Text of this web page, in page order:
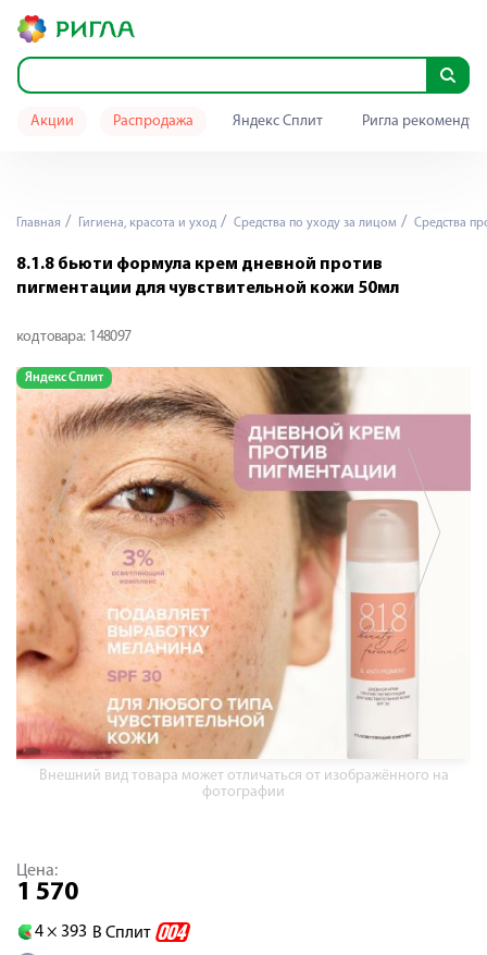
Акции Распродажа Яндекс Сплит Ригла
Главная Гигиена, красота и уход Средства по уходу за лицом Средства
8.1.8 бьюти формула крем дневной против
пигментации для чувствительной кожи 50мл
код товара: 148097
Яндекс Сплит
Внешний вид товара может отличаться от изображённого на
фотографии
Цена:
1 570
4 × 393 В Сплит